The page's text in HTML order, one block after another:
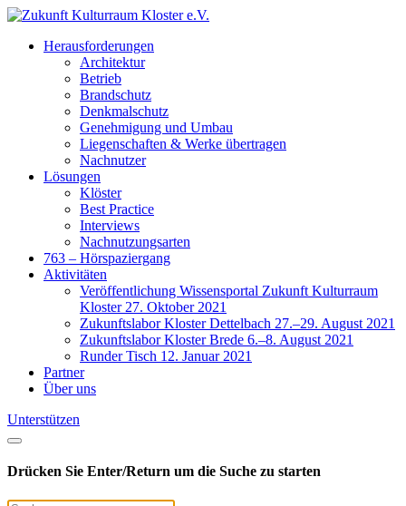
Herausforderungen
Architektur
Betrieb
Brandschutz
Denkmalschutz
Genehmigung und Umbau
Liegenschaften & Werke übertragen
Nachnutzer
Lösungen
Klöster
Best Practice
Interviews
Nachnutzungsarten
763 – Hörspaziergang
Aktivitäten
Veröffentlichung Wissensportal Zukunft Kulturraum
Kloster 27. Oktober 2021
Zukunftslabor Kloster Dettelbach 27.–29. August 2021
Zukunftslabor Kloster Brede 6.–8. August 2021
Runder Tisch 12. Januar 2021
Partner
Über uns
Unterstützen
Drücken Sie Enter/Return um die Suche zu starten